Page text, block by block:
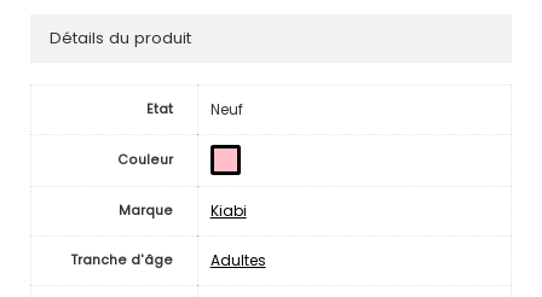
Détails du produit
Etat Neuf
Couleur
Marque Kiabi
Tranche d'âge Adultes